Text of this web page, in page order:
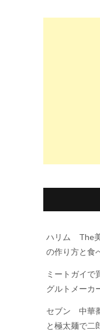
ハリム The美
の作り方と食
ミートガイで
グルトメーカ
セブン 中華
と極太麺で二